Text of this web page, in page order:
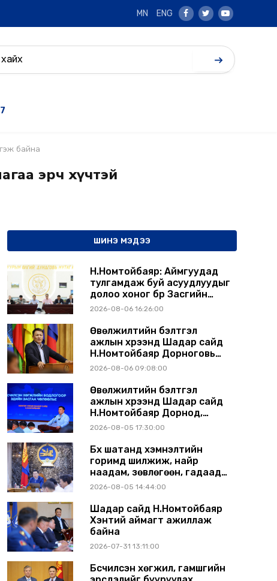
MN ENG
Facebook
TwitterYoutube
байна
эрч хүчтэй
ШИНЭ МЭДЭЭ
Н.Номтойбаяр: Аймгуудад
тулгамдаж буй асуудлуудыг
долоо хоног бүр Засгийн
газрын хуралдаанд
2026-08-06 16:26:00
Өвөлжилтийн бэлтгэл
ажлын хүрээнд Шадар сайд
Н.Номтойбаяр Дорноговь
аймагт ажиллав
2026-08-06 09:08:00
Өвөлжилтийн бэлтгэл
ажлын хүрээнд Шадар сайд
Н.Номтойбаяр Дорнод,
Сүхбаатар аймагт ажиллав
2026-08-05 17:30:00
Бүх шатанд хэмнэлтийн
горимд шилжиж, найр
наадам, зөвлөгөөн, гадаад
томилолтыг хориглолоо
2026-08-05 14:44:00
Шадар сайд Н.Номтойбаяр
Хэнтий аймагт ажиллаж
байна
2026-07-31 13:11:00
Бүсчилсэн хөгжил, гамшгийн